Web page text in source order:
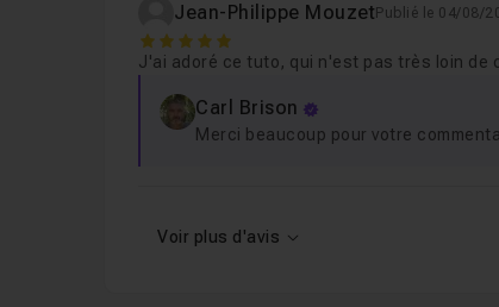
Jean-Philippe Mouzet Publié le 04/08/
5
J'ai adoré ce tuto, qui n'est pas très loin de
Carl Brison
Merci beaucoup pour votre
Voir plus d'avis